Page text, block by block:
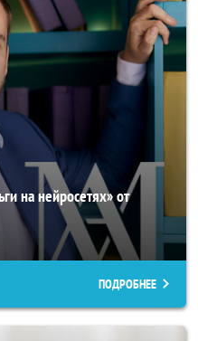
на нейросетях» от
ПОДРОБНЕЕ